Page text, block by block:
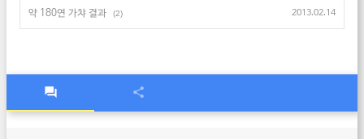
약 180연 가챠 결과 (2) 2013.02.14